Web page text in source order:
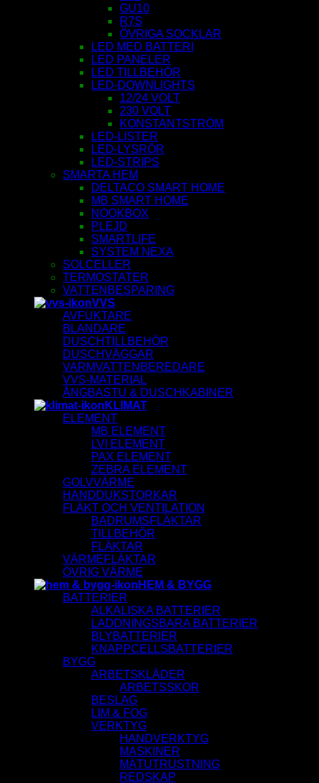
GU10
R7S
ÖVRIGA SOCKLAR
LED MED BATTERI
LED PANELER
LED TILLBEHÖR
LED-DOWNLIGHTS
12/24 VOLT
230 VOLT
KONSTANTSTRÖM
LED-LISTER
LED-LYSRÖR
LED-STRIPS
SMARTA HEM
DELTACO SMART HOME
MB SMART HOME
NOOKBOX
PLEJD
SMARTLIFE
SYSTEM NEXA
SOLCELLER
TERMOSTATER
VATTENBESPARING
VVS
AVFUKTARE
BLANDARE
DUSCHTILLBEHÖR
DUSCHVÄGGAR
VARMVATTENBEREDARE
VVS-MATERIAL
ÅNGBASTU & DUSCHKABINER
KLIMAT
ELEMENT
MB ELEMENT
LVI ELEMENT
PAX ELEMENT
ZEBRA ELEMENT
GOLVVÄRME
HANDDUKSTORKAR
FLÄKT OCH VENTILATION
BADRUMSFLÄKTAR
TILLBEHÖR
FLÄKTAR
VÄRMEFLÄKTAR
ÖVRIG VÄRME
HEM & BYGG
BATTERIER
ALKALISKA BATTERIER
LADDNINGSBARA BATTERIER
BLYBATTERIER
KNAPPCELLSBATTERIER
BYGG
ARBETSKLÄDER
ARBETSSKOR
BESLAG
LIM & FOG
VERKTYG
HANDVERKTYG
MASKINER
MÄTUTRUSTNING
REDSKAP